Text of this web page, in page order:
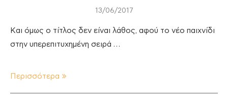
13/06/2017
Και όμως ο τίτλος δεν είναι λάθος, αφού το νέο παιχνίδι
στην υπερεπιτυχημένη σειρά …
Περισσότερα